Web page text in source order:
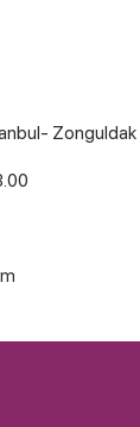
Zonguldak